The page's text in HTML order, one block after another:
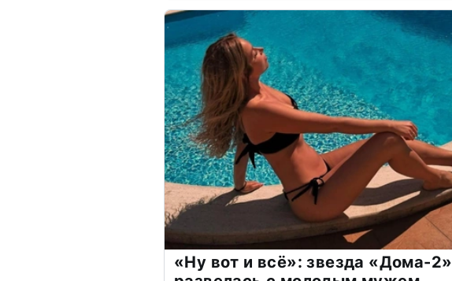
«Ну вот и всё»: звезда «Дома-2»